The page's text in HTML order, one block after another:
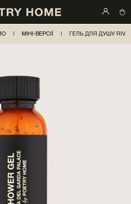
МІНІ-ВЕРСІЇ ГЕЛЬ ДЛЯ ДУШУ RIVA